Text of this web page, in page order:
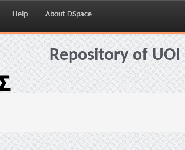
Help About DSpace
Repository of